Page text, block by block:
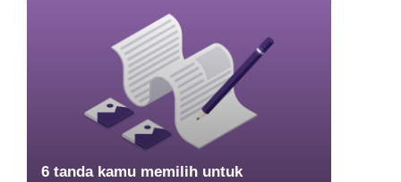
6 tanda kamu memilih untuk